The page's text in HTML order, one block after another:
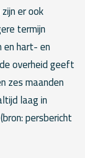
er ook
termijn
hart- en
overheid geeft
zes maanden
laag in
persbericht